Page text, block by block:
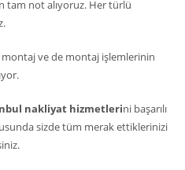
tam not alıyoruz. Her türlü
montaj ve de montaj işlemlerinin
nakliyat hizmetlerini başarılı
sizde tüm merak ettiklerinizi